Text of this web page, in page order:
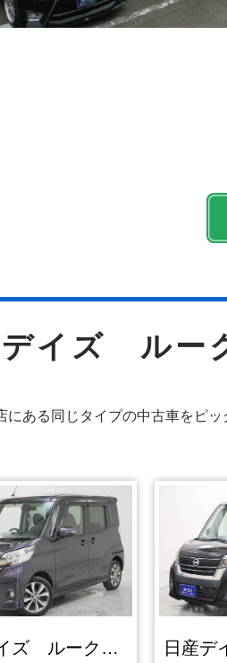
デイズ ルー
にある同じタイプの中古車をピッ
日産デイズ ルークスハイウェイスター ターボ